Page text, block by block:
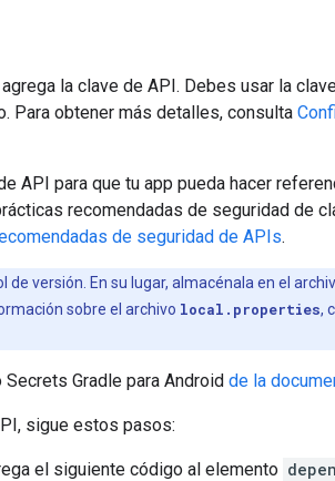
la clave de API. Debes usar la
Para obtener más detalles, consulta
API para que tu app pueda hacer
recomendadas de seguridad de
de seguridad de APIs.
versión. En su lugar, almacénala en el
sobre el archivo local.properties,
Gradle para Android de la
sigue estos pasos:
el siguiente código al elemento